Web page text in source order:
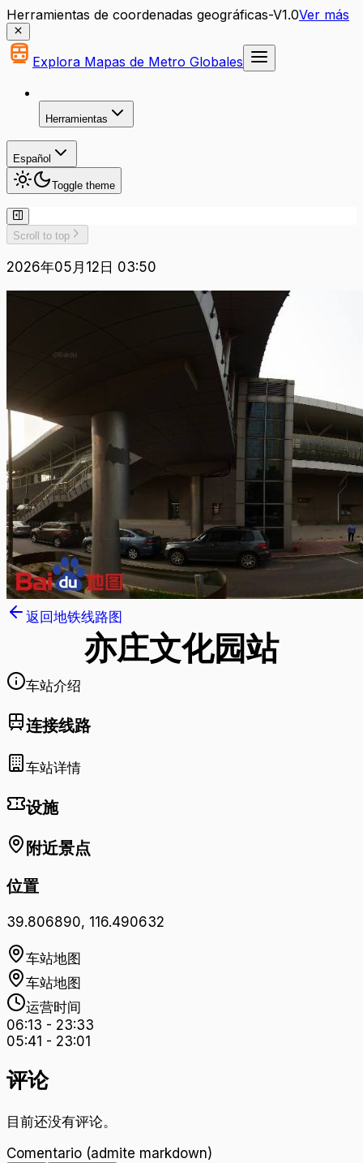
Herramientas de coordenadas geográficas-V1.0Ver más
Explora Mapas de Metro Globales
Herramientas
Español
Toggle theme
Scroll to top
2026年05月12日 03:50
返回地铁线路图
亦庄文化园站
车站介绍
连接线路
车站详情
设施
附近景点
位置
39.806890, 116.490632
车站地图
车站地图
运营时间
06:13 - 23:33
05:41 - 23:01
评论
目前还没有评论。
Comentario (admite markdown)